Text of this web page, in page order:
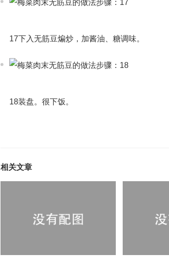
17下入无筋豆煸炒，加酱油、糖调味。
18装盘。很下饭。
相关文章